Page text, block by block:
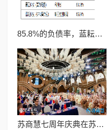
85.8%的负债率，蓝耘科技"小巨人"复核明年恐摘帽
苏商慧七周年庆典在苏州隆重举行 七大联创共启发展新篇章